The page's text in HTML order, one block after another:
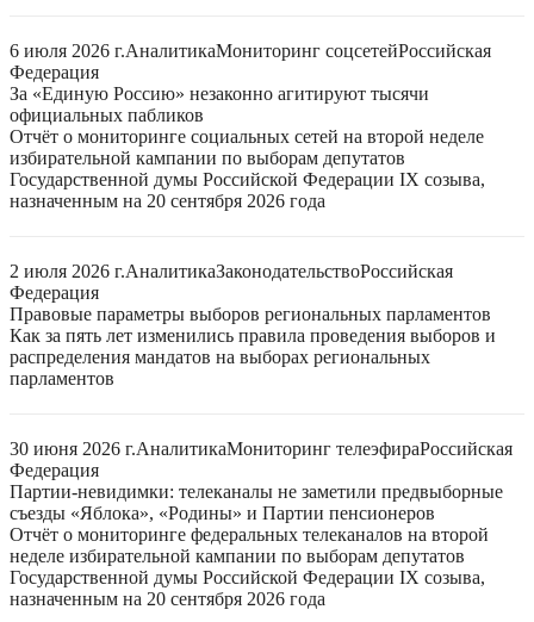
6 июля 2026 г.АналитикаМониторинг соцсетейРоссийская
Федерация
За «Единую Россию» незаконно агитируют тысячи
официальных пабликов
Отчёт о мониторинге социальных сетей на второй неделе
избирательной кампании по выборам депутатов
Государственной думы Российской Федерации IX созыва,
назначенным на 20 сентября 2026 года
2 июля 2026 г.АналитикаЗаконодательствоРоссийская
Федерация
Правовые параметры выборов региональных парламентов
Как за пять лет изменились правила проведения выборов и
распределения мандатов на выборах региональных
парламентов
30 июня 2026 г.АналитикаМониторинг телеэфираРоссийская
Федерация
Партии-невидимки: телеканалы не заметили предвыборные
съезды «Яблока», «Родины» и Партии пенсионеров
Отчёт о мониторинге федеральных телеканалов на второй
неделе избирательной кампании по выборам депутатов
Государственной думы Российской Федерации IX созыва,
назначенным на 20 сентября 2026 года